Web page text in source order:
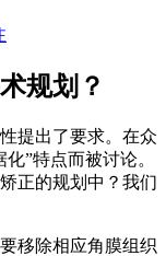
规划？
提出了要求。在众
”特点而被讨论。
正的规划中？我们
移除相应角膜组织